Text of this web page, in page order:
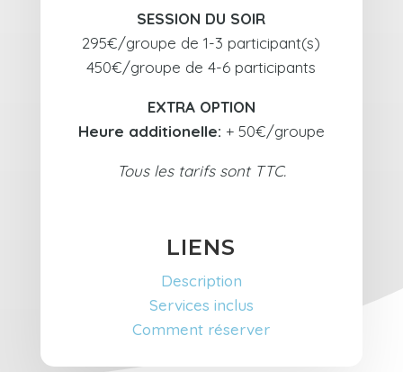
SESSION DU SOIR
295€/groupe de 1-3 participant(s)
450€/groupe de 4-6 participants
EXTRA OPTION
Heure additionelle: + 50€/groupe
Tous les tarifs sont TTC.
LIENS
Description
Services inclus
Comment réserver